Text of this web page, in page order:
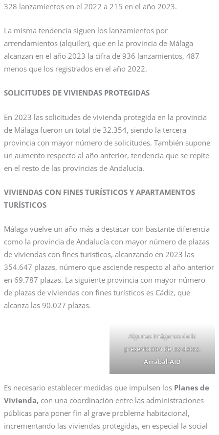
328 lanzamientos en el 2022 a 215 en el año 2023.
La misma tendencia siguen los lanzamientos por
arrendamientos (alquiler), que en la provincia de Málaga
alcanzan en el año 2023 la cifra de 936 lanzamientos, 487
menos que los registrados en el año 2022.
SOLICITUDES DE VIVIENDAS PROTEGIDAS
En 2023 las solicitudes de vivienda protegida en la provincia
de Málaga fueron un total de 32.354, siendo la tercera
provincia con mayor número de solicitudes. También supone
un aumento respecto al año anterior, tendencia que se repite
en el resto de las provincias de Andalucía.
VIVIENDAS CON FINES TURÍSTICOS Y APARTAMENTOS
TURÍSTICOS
Málaga vuelve un año más a destacar con bastante diferencia
como la provincia de Andalucía con mayor número de plazas
de viviendas con fines turísticos, alcanzando en 2023 las
354.647 plazas, número que asciende respecto al año anterior
en 69.787 plazas. La siguiente provincia con mayor número
de plazas de viviendas con fines turísticos es Cádiz, que
alcanza las 90.027 plazas.
Algunas imágenes de la
presentación de los datos.
Arrabal-AID
Es necesario establecer medidas que impulsen los Planes de
Vivienda,con una coordinación entre las administraciones
públicas para poner fin al grave problema habitacional,
incrementando las viviendas protegidas, en especial la social